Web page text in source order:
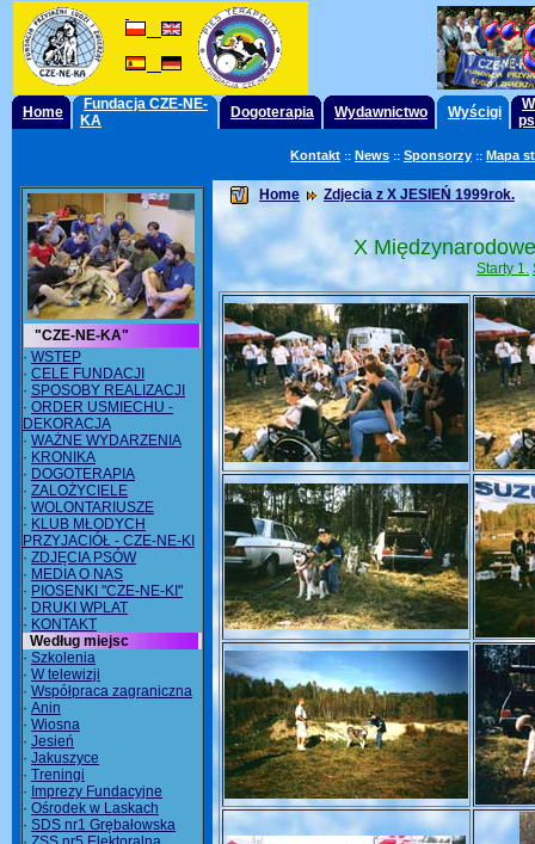
Home
Fundacja CZE-NE-
KA
Dogoterapia Wydawnictwo Wyścigi
Kontakt :: News :: Sponsorzy :: Mapa
"CZE-NE-KA"
· WSTEP
· CELE FUNDACJI
· SPOSOBY REALIZACJI
· ORDER USMIECHU -
DEKORACJA
· WAŻNE WYDARZENIA
· KRONIKA
· DOGOTERAPIA
· ZALOŻYCIELE
· WOLONTARIUSZE
· KLUB MŁODYCH
PRZYJACIÓŁ - CZE-NE-KI
· ZDJĘCIA PSÓW
· MEDIA O NAS
· PIOSENKI "CZE-NE-KI"
· DRUKI WPLAT
· KONTAKT
Według miejsc
· Szkolenia
· W telewizji
· Współpraca zagraniczna
· Anin
· Wiosna
· Jesień
· Jakuszyce
· Treningi
· Imprezy Fundacyjne
· Ośrodek w Laskach
· SDS nr1 Grębałowska
Home Zdjecia z X JESIEŃ 1999rok.
X
Starty 1.